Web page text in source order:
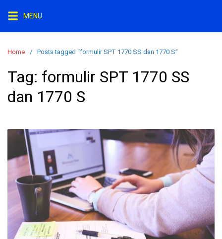
i
MENU
Home Posts tagged “formulir SPT 1770 SS dan 1770 S”
Tag: formulir SPT 1770 SS
dan 1770 S